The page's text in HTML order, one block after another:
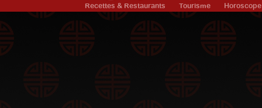
Recettes & Restaurants Tourisme Horoscope